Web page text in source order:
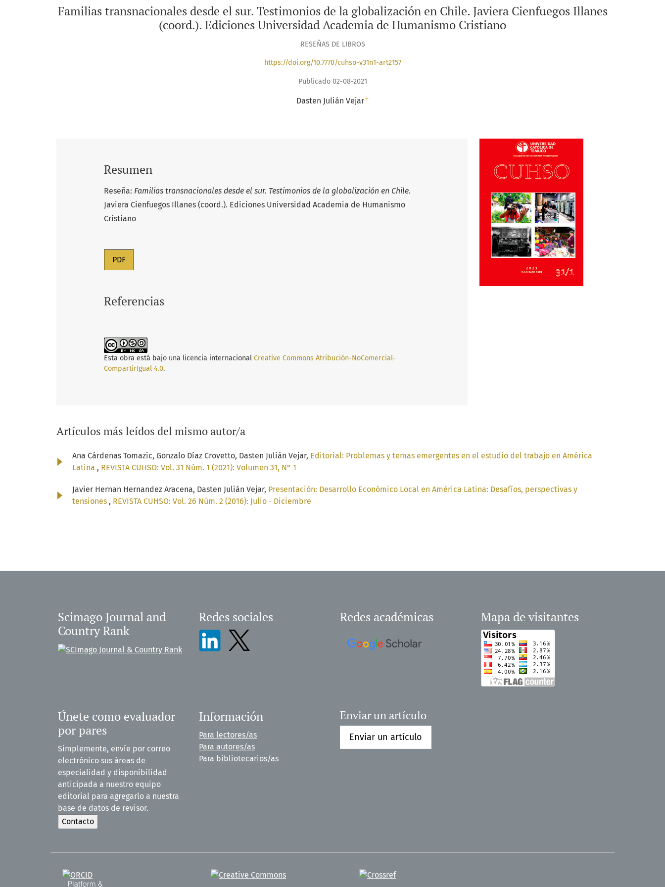
Familias transnacionales desde el sur. Testimonios de la globalización en Chile. Javiera Cienfuegos Illanes
(coord.). Ediciones Universidad Academia de Humanismo Cristiano
RESEÑAS DE LIBROS
https://doi.org/10.7770/cuhso-v31n1-art2157
Publicado 02-08-2021
Dasten Julián Vejar+
Resumen
Reseña: Familias transnacionales desde el sur. Testimonios de la globalización en Chile.
Javiera Cienfuegos Illanes (coord.). Ediciones Universidad Academia de Humanismo
Cristiano
PDF
Referencias
Esta obra está bajo una licencia internacional Creative Commons Atribución-NoComercial-
CompartirIgual 4.0.
Artículos más leídos del mismo autor/a
Ana Cárdenas Tomazic, Gonzalo Díaz Crovetto, Dasten Julián Vejar, Editorial: Problemas y temas emergentes en el estudio del trabajo en América
Latina , REVISTA CUHSO: Vol. 31 Núm. 1 (2021): Volumen 31, N° 1
Javier Hernan Hernandez Aracena, Dasten Julián Vejar, Presentación: Desarrollo Económico Local en América Latina: Desafíos, perspectivas y
tensiones , REVISTA CUHSO: Vol. 26 Núm. 2 (2016): Julio - Diciembre
Scimago Journal and
Country Rank
Redes sociales Redes académicas Mapa de visitantes
Únete como evaluador
por pares
Simplemente, envíe por correo
electrónico sus áreas de
especialidad y disponibilidad
anticipada a nuestro equipo
editorial para agregarlo a nuestra
base de datos de revisor.
Información
Para lectores/as
Para autores/as
Para bibliotecarios/as
Enviar un artículo
Enviar un artículo